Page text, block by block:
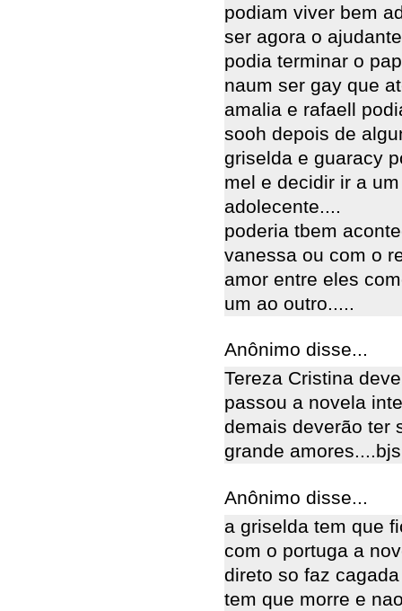
podiam viver bem
ser agora o
podia terminar o
naum ser gay que
amalia e rafaell
sooh depois de
griselda e guaracy
mel e decidir ir a
adolecente....
poderia tbem
vanessa ou com o
amor entre eles
um ao outro.....
Anônimo disse...
Tereza Cristina
passou a novela
demais deverão ter
grande amores....bjs
Anônimo disse...
a griselda tem que
com o portuga a
direto so faz
tem que morre e